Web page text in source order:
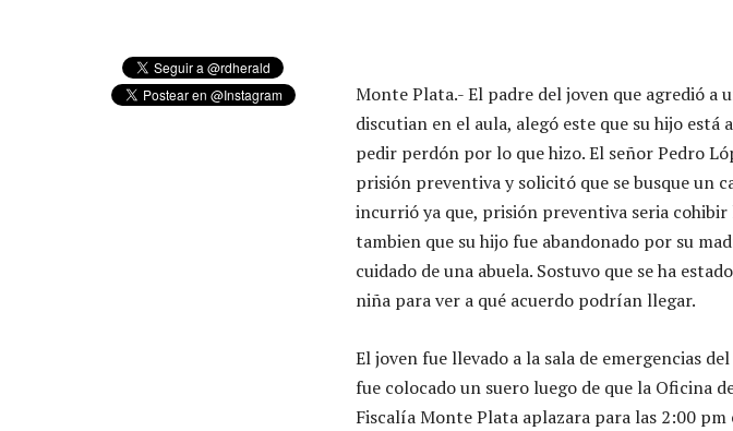
Monte Plata.- El padre del joven que agredió a
discutian en el aula, alegó este que su hijo
pedir perdón por lo que hizo. El señor Pedro
prisión preventiva y solicitó que se busque un
incurrió ya que, prisión preventiva seria
tambien que su hijo fue abandonado por su
cuidado de una abuela. Sostuvo que se ha
niña para ver a qué acuerdo podrían llegar.
El joven fue llevado a la sala de emergencias
fue colocado un suero luego de que la Oficina
Fiscalía Monte Plata aplazara para las 2:00